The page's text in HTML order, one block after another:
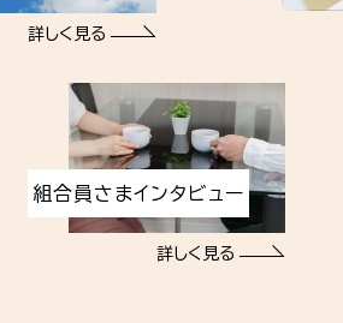
詳しく見る
組合員さまインタビュー
詳しく見る